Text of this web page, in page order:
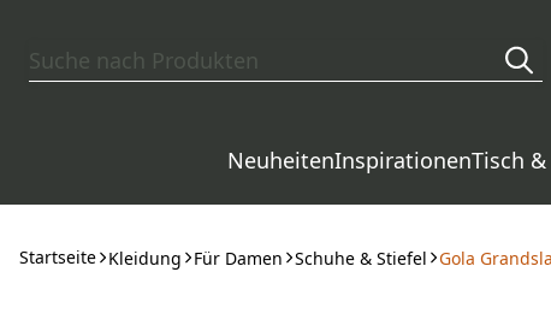
NeuheitenInspirationenTisch
Startseite Kleidung Für Damen Schuhe & Stiefel Gola